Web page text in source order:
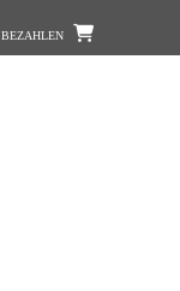
BEZAHLEN